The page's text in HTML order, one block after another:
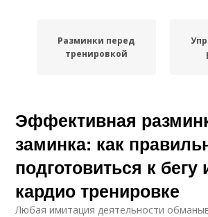
Разминки перед
тренировкой
Эффективная
заминка: как
подготовиться к бегу
кардио тренировке
Любая имитация деятельности